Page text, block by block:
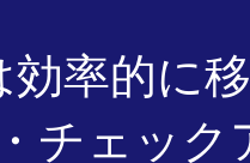
効率的に
チェッ